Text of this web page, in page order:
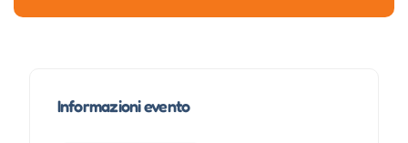
Informazioni evento